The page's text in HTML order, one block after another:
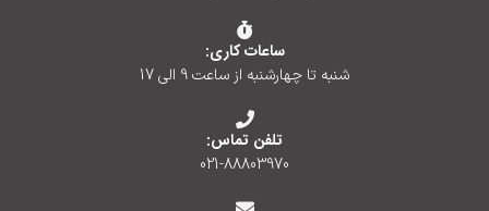
ساعات کاری:
شنبه تا چهارشنبه از ساعت 9 الی 17
تلفن تماس:
021-88803970